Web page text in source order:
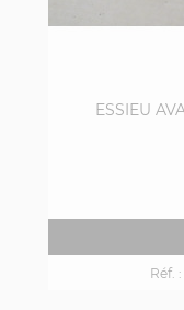
ESSIEU
Réf. :